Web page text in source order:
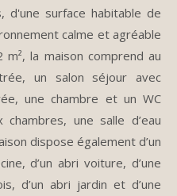
d'une surface habitable de
calme et agréable
la maison comprend au
un salon séjour avec
une chambre et un WC
chambres, une salle d’eau
dispose également d’un
d’un abri voiture, d’une
d’un abri jardin et d’une